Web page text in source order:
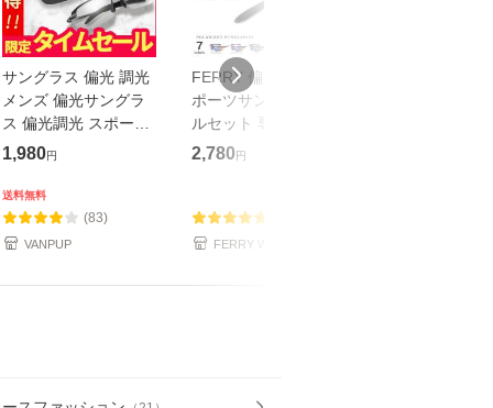
サングラス 偏光 調光
メンズ 偏光サングラ
ス 偏光調光 スポーツ
サングラス UVカット
ツ 釣り 運転 紫外線カ
ット ケ
1,980円
送料無料
(83)
VANPUP
FERRY 偏光レンズ ス
ポーツサングラス フ
ルセット 専用交換レ
ンズ５枚 ユニセック
ラス
2,780 円
FERRY WEB STORE